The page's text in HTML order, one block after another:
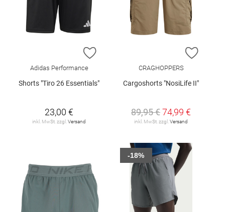
ZUR WUNSCHLISTE HINZUFÜGEN
Adidas Performance
Shorts "Tiro 26 Essentials"
23,00 €
inkl. MwSt. zzgl. Versand
ZUR
CRAGHOPPERS
Cargoshorts "NosiLife II"
89,95 €74,99 €
inkl. MwSt. zzgl. Versand
-18%